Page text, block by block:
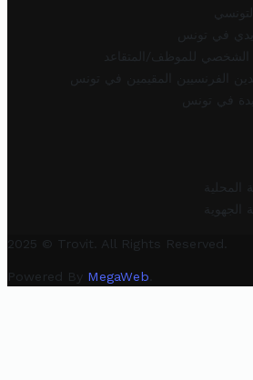
في تونس
للموظف/المتقاعد
الفرنسيين المقيمين في تونس
في تونس
المحلية
الجهوية
2025 © Trovit. All Rights Reserved.
Powered By MegaWeb